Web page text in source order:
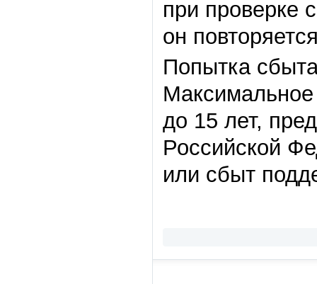
при проверке
он
Попытка
до 15 лет,
Российской
или сбыт